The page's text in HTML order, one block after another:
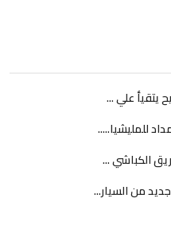
يتقيأ علي ...
للمليشيا.....
الكباشي ...
من السيار...